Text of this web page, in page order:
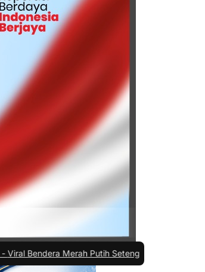
Putih Setengah Tiang di Tasikmalaya, Cek